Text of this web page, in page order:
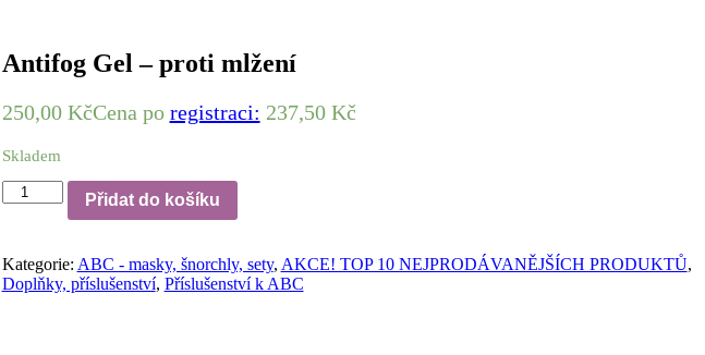
Antifog Gel – proti mlžení
250,00 KčCena po registraci: 237,50 Kč
Skladem
Antifog
Gel
mlžení
množství
Přidat do košíku
Kategorie: ABC - masky, šnorchly, sety, AKCE! TOP 10 NEJPRODÁVANĚJŠÍCH PRODUKTŮ,
Doplňky, příslušenství, Příslušenství k ABC